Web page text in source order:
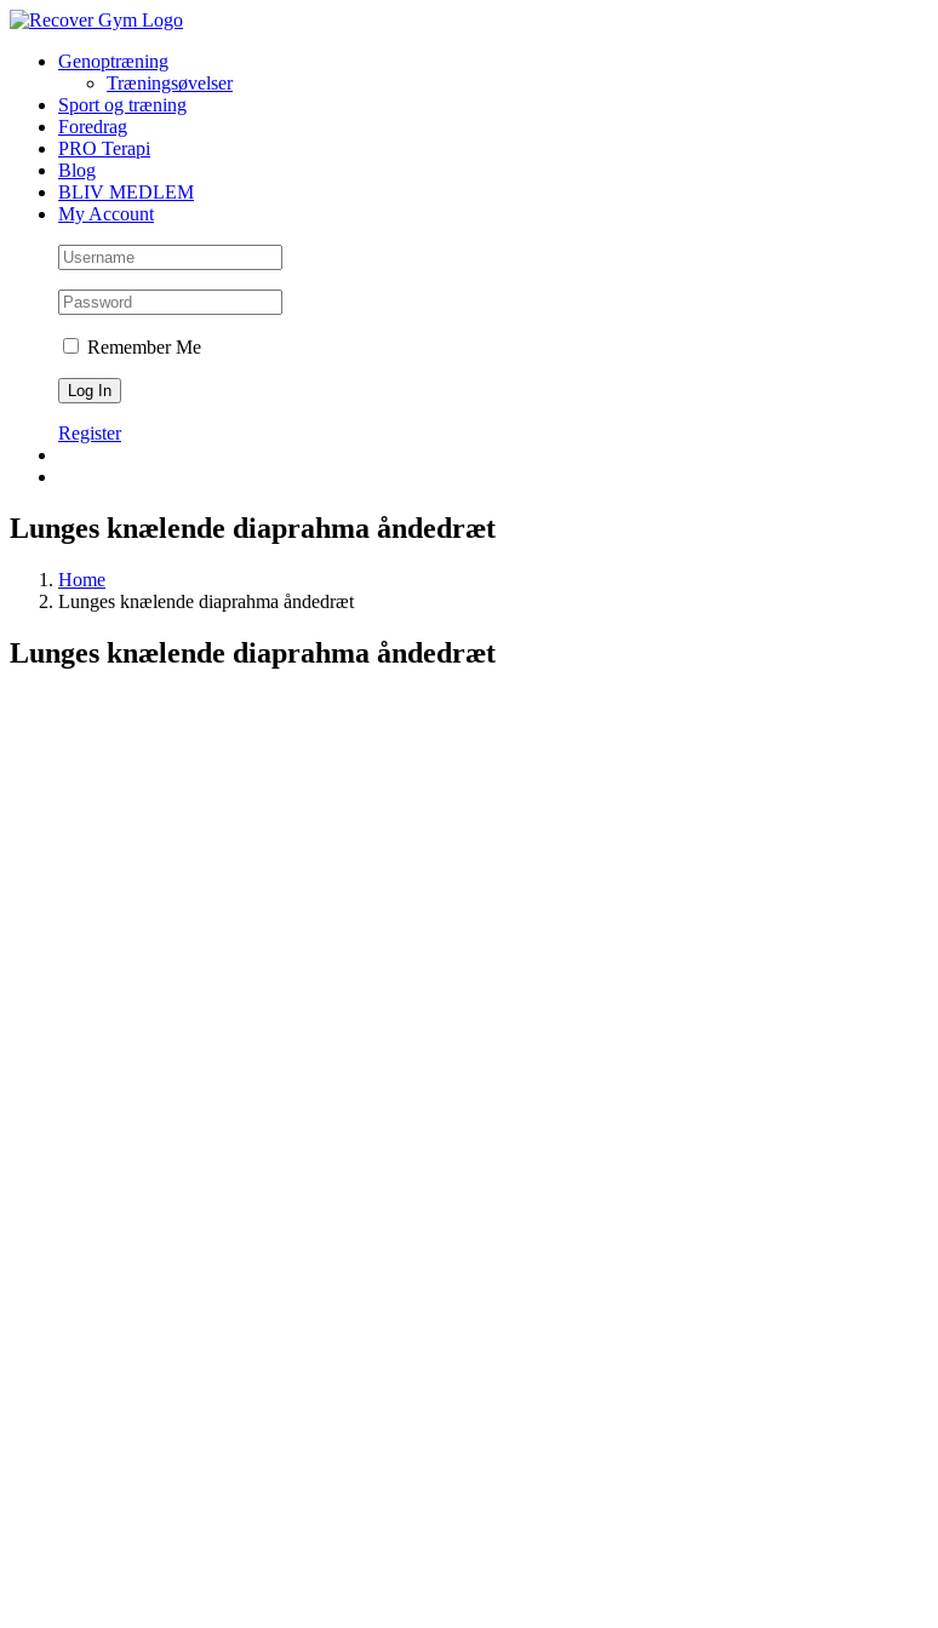
Skip
contentGenoptræning
Træningsøvelser
Sport og træning
Foredrag
PRO Terapi
Blog
BLIV MEDLEM
My Account
Remember Me
Register
Lunges knælende diaprahma åndedræt
Home
Lunges knælende diaprahma åndedræt
Lunges knælende diaprahma åndedræt